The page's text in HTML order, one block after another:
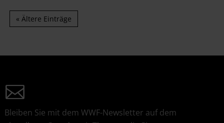
« Ältere Einträge
Bleiben Sie mit dem WWF-Newsletter auf dem